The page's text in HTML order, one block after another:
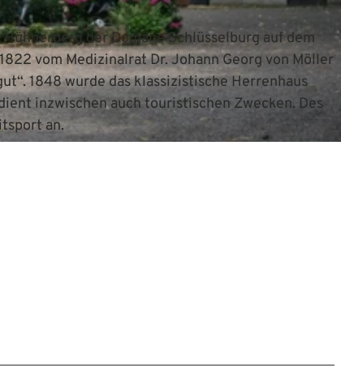
der Domäne Schlüsselburg auf dem
vom Medizinalrat Dr. Johann Georg von Möller
1848 wurde das klassizistische Herrenhaus
inzwischen auch touristischen Zwecken. Des
an.